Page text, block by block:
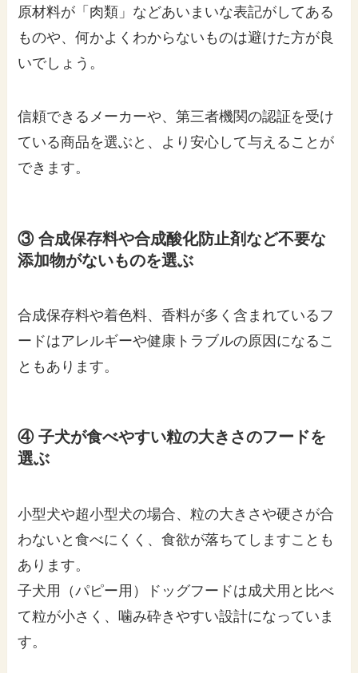
原材料が「肉類」などあいまいな表記がしてある
ものや、何かよくわからないものは避けた方が良
いでしょう。
信頼できるメーカーや、第三者機関の認証を受け
ている商品を選ぶと、より安心して与えることが
できます。
③ 合成保存料や合成酸化防止剤など不要な
添加物がないものを選ぶ
合成保存料や着色料、香料が多く含まれているフ
ードはアレルギーや健康トラブルの原因になるこ
ともあります。
④ 子犬が食べやすい粒の大きさのフードを
選ぶ
小型犬や超小型犬の場合、粒の大きさや硬さが合
わないと食べにくく、食欲が落ちてしますことも
あります。
子犬用（パピー用）ドッグフードは成犬用と比べ
て粒が小さく、噛み砕きやすい設計になっていま
す。